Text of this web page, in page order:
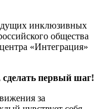
инклюзивных
общества
«Интеграция»
первый шаг!
за